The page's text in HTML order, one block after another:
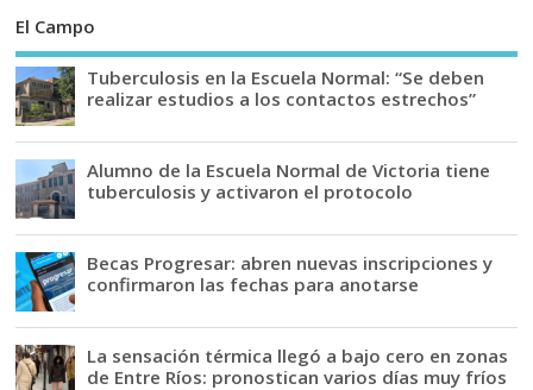
El Campo
Tuberculosis en la Escuela Normal: “Se deben
realizar estudios a los contactos estrechos”
Alumno de la Escuela Normal de Victoria tiene
tuberculosis y activaron el protocolo
Becas Progresar: abren nuevas inscripciones y
confirmaron las fechas para anotarse
La sensación térmica llegó a bajo cero en zonas
de Entre Ríos: pronostican varios días muy fríos